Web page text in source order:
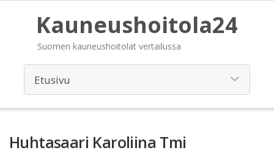
Kauneushoitola24
Suomen kauneushoitolat vertailussa
Huhtasaari Karoliina Tmi